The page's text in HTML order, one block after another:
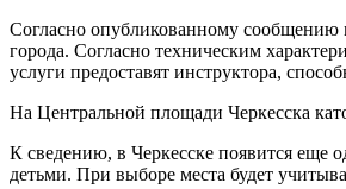
Согласно опубликованному сообщению
города. Согласно техническим
услуги предоставят инструктора,
На Центральной площади Черкесска
К сведению, в Черкесске появится еще
детьми. При выборе места будет